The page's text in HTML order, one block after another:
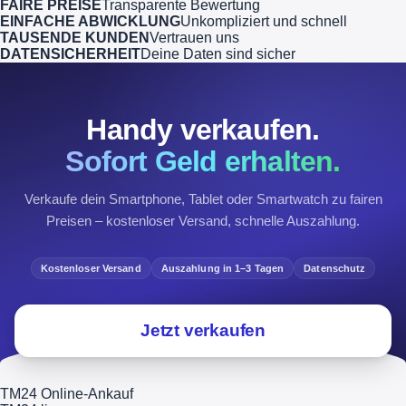
FAIRE PREISETransparente Bewertung
EINFACHE ABWICKLUNGUnkompliziert und schnell
TAUSENDE KUNDENVertrauen uns
DATENSICHERHEITDeine Daten sind sicher
Handy verkaufen.
Sofort Geld erhalten.
Verkaufe dein Smartphone, Tablet oder Smartwatch zu fairen
Preisen – kostenloser Versand, schnelle Auszahlung.
Kostenloser Versand Auszahlung in 1–3 Tagen Datenschutz
Jetzt verkaufen
TM24 Online-Ankauf